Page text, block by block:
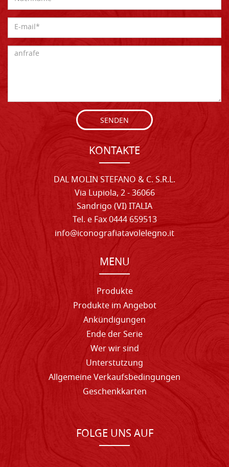
SENDEN
KONTAKTE
DAL MOLIN STEFANO & C. S.R.L.
Via Lupiola, 2 - 36066
Sandrigo (VI) ITALIA
Tel. e Fax 0444 659513
info@iconografiatavolelegno.it
MENU
Produkte
Produkte im Angebot
Ankündigungen
Ende der Serie
Wer wir sind
Unterstutzung
Allgemeine Verkaufsbedingungen
Geschenkkarten
FOLGE UNS AUF